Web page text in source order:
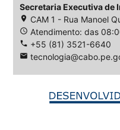
Secretaria Executiva de
place CAM 1 - Rua Manoel
access_time Atendimento: das
phone +55 (81) 3521-6640
email